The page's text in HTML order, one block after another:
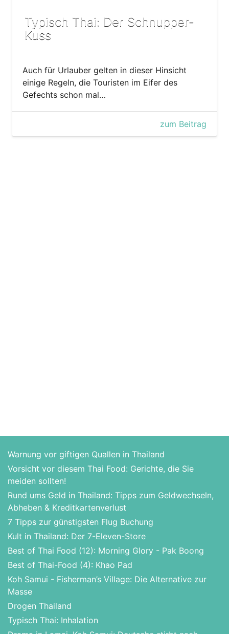
Typisch Thai: Der Schnupper-
Kuss
Auch für Urlauber gelten in dieser Hinsicht
einige Regeln, die Touristen im Eifer des
Gefechts schon mal…
zum Beitrag
Warnung vor giftigen Quallen in Thailand
Vorsicht vor diesem Thai Food: Gerichte, die Sie
meiden sollten!
Rund ums Geld in Thailand: Tipps zum Geldwechseln,
Abheben & Kreditkartenverlust
7 Tipps zur günstigsten Flug Buchung
Kult in Thailand: Der 7-Eleven-Store
Best of Thai Food (12): Morning Glory - Pak Boong
Best of Thai-Food (4): Khao Pad
Koh Samui - Fisherman’s Village: Die Alternative zur
Masse
Drogen Thailand
Typisch Thai: Inhalation